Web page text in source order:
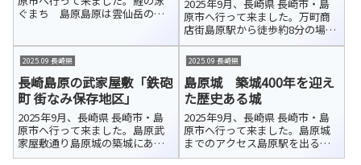
ぐまち 島原島原は雲仙岳の伏
す。武家屋敷「鉄砲町 街なみ保
存地区」でも、その澄んだ水が
美しい水路となって町並みに溶
け込んで...
2025年9月、長崎県 長崎市・島
原市へ行って来ました。万町商
店街島原駅から徒歩約8分の場所
にある「万町商店街」アーケー
ドは、島原城の城下町として栄
え、「萬（よろず）あきない」
のまちとして親しまれてきた歴
史ある商店街です。しまばら水
屋敷「万...
2025.09 長崎県
長崎島原の武家屋敷「鉄砲
町 街なみ保存地区」
2025年9月、長崎県 長崎市・島
原市へ行って来ました。島原武
家屋敷通り島原城の築城にあわ
せて、城の西側外郭に扶持取70
2025.09 長崎県
島原城 築城400年を迎え
た歴史ある城
2025年9月、長崎県 長崎市・島
原市へ行って来ました。島原城
までのアクセス島原駅を出る
と、真正面に島原城が見えます。